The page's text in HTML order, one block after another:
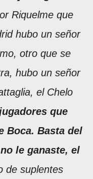
Riquelme que
hubo un señor
otro que se
hubo un señor
el Chelo
que
Boca. Basta del
le ganaste, el
de suplentes